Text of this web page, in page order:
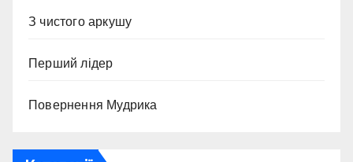
З чистого аркушу
Перший лідер
Повернення Мудрика